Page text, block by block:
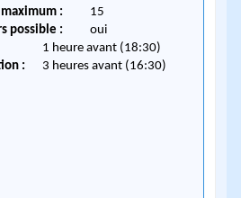
:
15
possible :
oui
1 heure avant (18:30)
:
3 heures avant (16:30)